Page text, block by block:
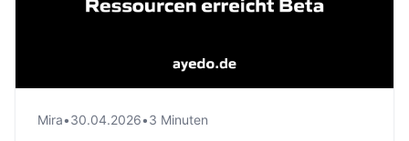
Mira•30.04.2026•3 Minuten